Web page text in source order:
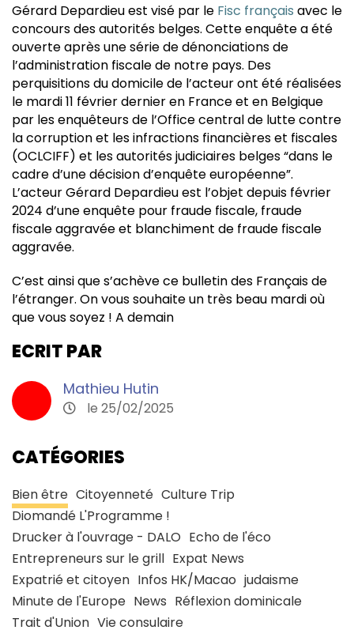
Gérard Depardieu est visé par le Fisc français avec le
concours des autorités belges. Cette enquête a été
ouverte après une série de dénonciations de
l’administration fiscale de notre pays. Des
perquisitions du domicile de l’acteur ont été réalisées
le mardi 11 février dernier en France et en Belgique
par les enquêteurs de l’Office central de lutte contre
la corruption et les infractions financières et fiscales
(OCLCIFF) et les autorités judiciaires belges “dans le
cadre d’une décision d’enquête européenne”.
L’acteur Gérard Depardieu est l’objet depuis février
2024 d’une enquête pour fraude fiscale, fraude
fiscale aggravée et blanchiment de fraude fiscale
aggravée.
C’est ainsi que s’achève ce bulletin des Français de
l’étranger. On vous souhaite un très beau mardi où
que vous soyez ! A demain
ECRIT PAR
Mathieu Hutin
le 25/02/2025
CATÉGORIES
Bien être Citoyenneté Culture Trip
Diomandé L'Programme !
Drucker à l'ouvrage - DALO Echo de l'éco
Entrepreneurs sur le grill Expat News
Expatrié et citoyen Infos HK/Macao judaisme
Minute de l'Europe News Réflexion dominicale
Trait d'Union Vie consulaire